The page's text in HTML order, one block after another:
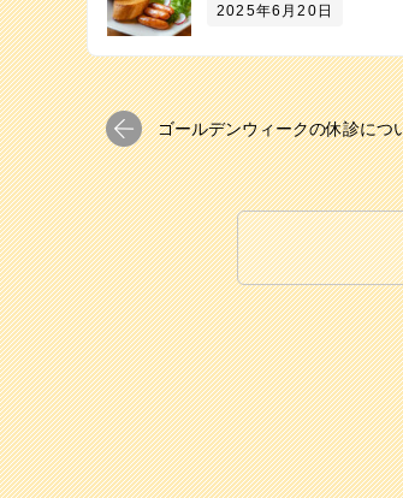
2025年6月20日
ゴールデンウィークの休診につ